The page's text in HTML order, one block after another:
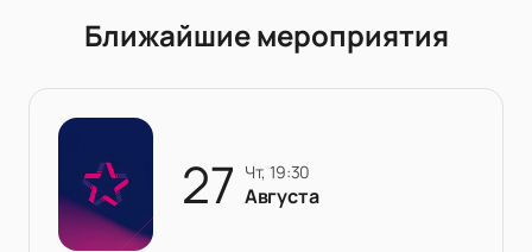
Ближайшие мероприятия
27 чт, 19:30
Августа